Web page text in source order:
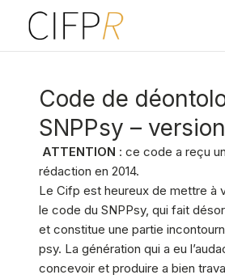
Code de
SNPPsy –
ATTENTION : ce code a reçu
rédaction en 2014.
Le Cifp est heureux de mettre à
le code du SNPPsy, qui fait
et constitue une partie
psy. La génération qui a eu
concevoir et produire a bien